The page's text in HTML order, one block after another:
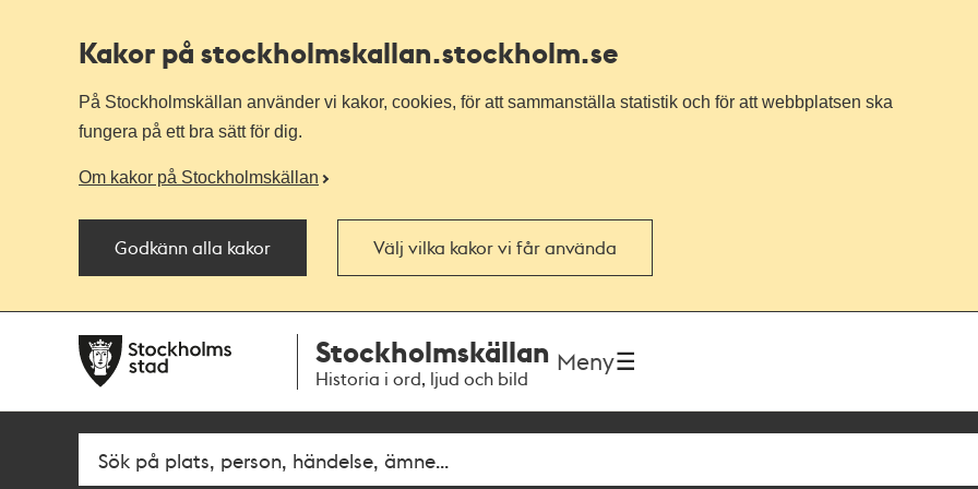
Kakor på stockholmskallan.stockholm.se
På Stockholmskällan använder vi kakor, cookies, för att sammanställa statistik och för att webbplatsen ska
fungera på ett bra sätt för dig.
Om kakor på Stockholmskällan
Godkänn alla kakor Välj vilka kakor vi får använda
navigationen
huvudinnehållet
Stockholmskällan
Historia i ord, ljud och bild
Meny
SökFritextsök